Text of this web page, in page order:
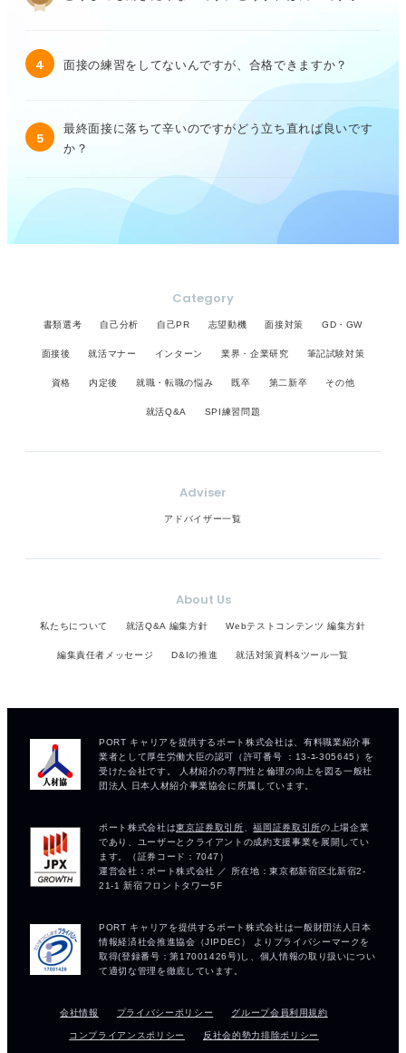
4 面接の練習をしてないんですが、合格できますか？
5
最終面接に落ちて辛いのですがどう立ち直れば良いです
か？
Category
書類選考 自己分析 自己PR 志望動機 面接対策 GD・GW
面接後 就活マナー インターン 業界・企業研究 筆記試験対策
資格 内定後 就職・転職の悩み 既卒 第二新卒 その他
就活Q&A SPI練習問題
Adviser
アドバイザー一覧
About Us
私たちについて 就活Q&A 編集方針 Webテストコンテンツ 編集方針
編集責任者メッセージ D&Iの推進 就活対策資料&ツール一覧
会社情報 プライバシーポリシー グループ会員利用規約
コンプライアンスポリシー 反社会的勢力排除ポリシー